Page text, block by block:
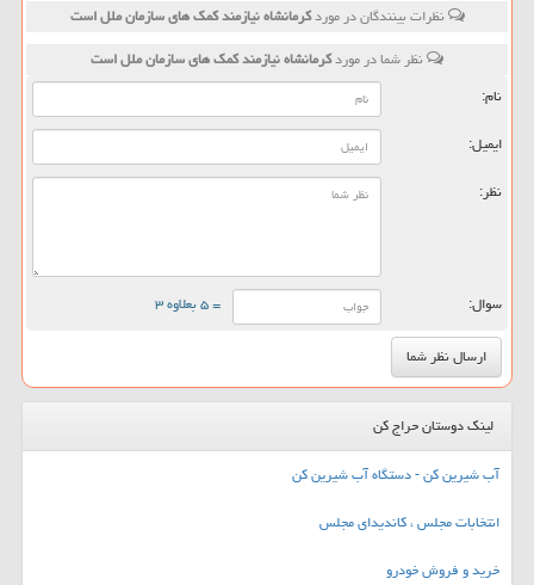
نظرات بینندگان در موردكرمانشاه نیازمند كمك های سازمان ملل است
نظر شما در موردكرمانشاه نیازمند كمك های سازمان ملل است
نام:
ایمیل:
نظر:
سوال: = ۵ بعلاوه ۳
لینک دوستان حراج کن
آب شیرین کن - دستگاه آب شیرین کن
انتخابات مجلس ، کاندیدای مجلس
خرید و فروش خودرو